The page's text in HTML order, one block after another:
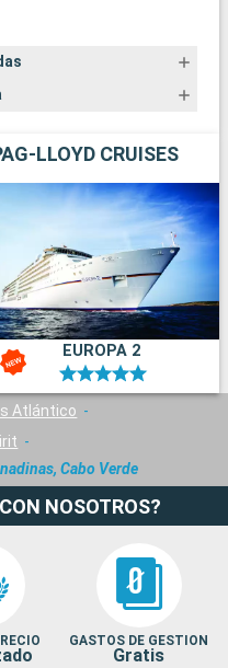
LLOYD CRUISES
EUROPA 2
Atlántico
Cabo Verde
NOSOTROS?
GASTOS DE GESTION
Gratis